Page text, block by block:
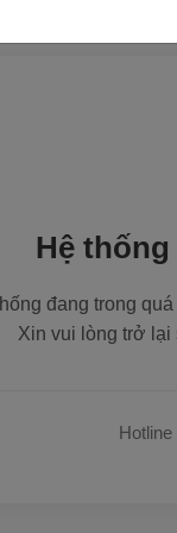
Hệ
đang trong
Xin vui lòng trở lại